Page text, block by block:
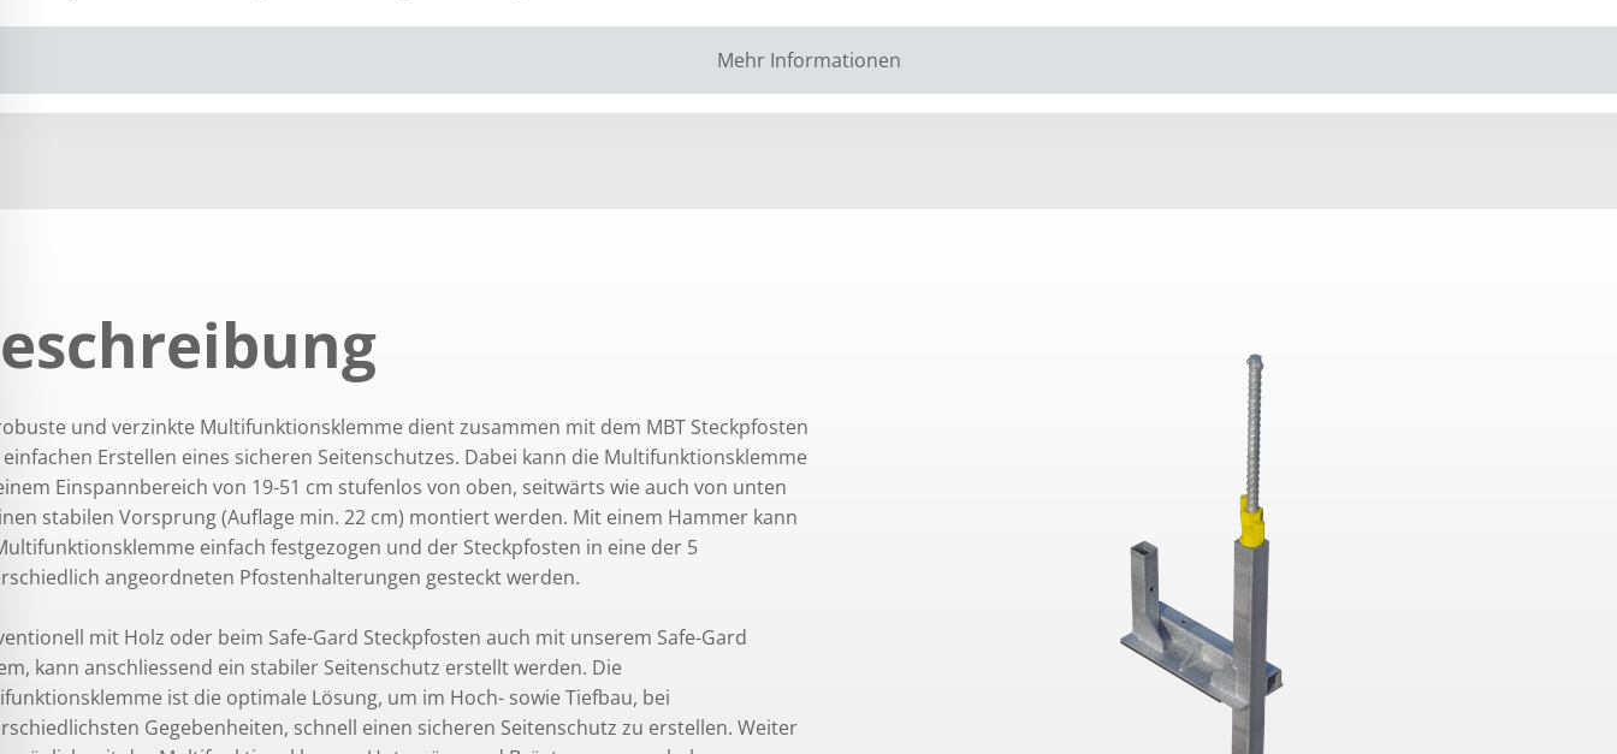
Mehr Informationen
und verzinkte Multifunktionsklemme dient zusammen mit dem MBT Steckpfosten
Erstellen eines sicheren Seitenschutzes. Dabei kann die Multifunktionsklemme
Einspannbereich von 19-51 cm stufenlos von oben, seitwärts wie auch von unten
stabilen Vorsprung (Auflage min. 22 cm) montiert werden. Mit einem Hammer kann
einfach festgezogen und der Steckpfosten in eine der 5
angeordneten Pfostenhalterungen gesteckt werden.
mit Holz oder beim Safe-Gard Steckpfosten auch mit unserem Safe-Gard
kann anschliessend ein stabiler Seitenschutz erstellt werden. Die
ist die optimale Lösung, um im Hoch- sowie Tiefbau, bei
Gegebenheiten, schnell einen sicheren Seitenschutz zu erstellen. Weiter